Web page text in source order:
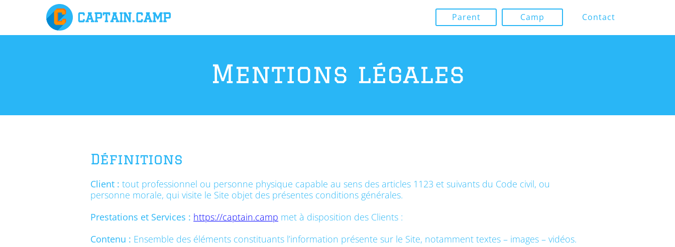
Parent Camp Contact
Mentions légales
Définitions
Client : tout professionnel ou personne physique capable au sens des articles 1123 et suivants du Code civil, ou
personne morale, qui visite le Site objet des présentes conditions générales.
Prestations et Services : https://captain.camp met à disposition des Clients :
Contenu : Ensemble des éléments constituants l’information présente sur le Site, notamment textes – images – vidéos.